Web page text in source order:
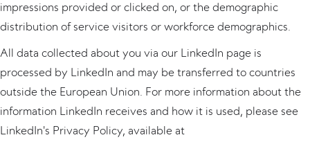
impressions provided or clicked on, or the demographic
distribution of service visitors or workforce demographics.
All data collected about you via our LinkedIn page is
processed by LinkedIn and may be transferred to countries
outside the European Union. For more information about the
information LinkedIn receives and how it is used, please see
LinkedIn's Privacy Policy, available at